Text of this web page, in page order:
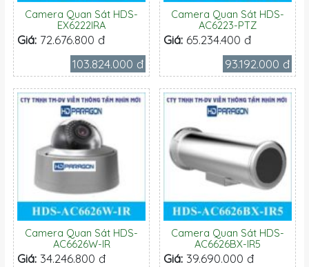
Camera Quan Sát HDS-
EX6222IRA
Giá: 72.676.800 đ
103.824.000 đ
Camera Quan Sát HDS-
AC6223-PTZ
Giá: 65.234.400 đ
93.192.000 đ
Camera Quan Sát HDS-
AC6626W-IR
Giá: 34.246.800 đ
Camera Quan Sát HDS-
AC6626BX-IR5
Giá: 39.690.000 đ